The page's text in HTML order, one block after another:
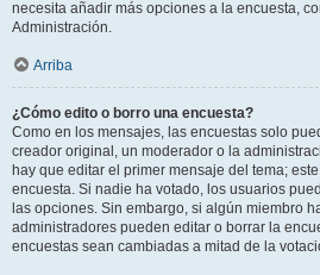
necesita añadir más opciones a la encuesta,
Administración.
Arriba
¿Cómo edito o borro una encuesta?
Como en los mensajes, las encuestas solo
creador original, un moderador o la
hay que editar el primer mensaje del tema;
encuesta. Si nadie ha votado, los usuarios
las opciones. Sin embargo, si algún miembro
administradores pueden editar o borrar la
encuestas sean cambiadas a mitad de la